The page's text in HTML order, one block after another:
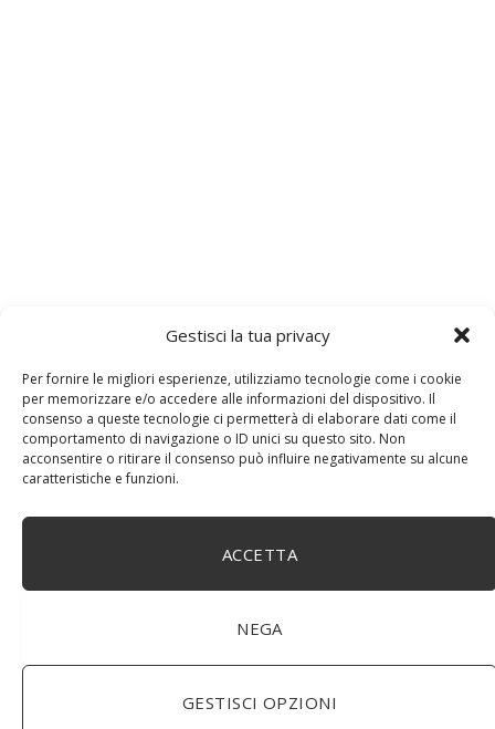
Gestisci la tua privacy
Per fornire le migliori esperienze, utilizziamo tecnologie come i cookie
per memorizzare e/o accedere alle informazioni del dispositivo. Il
consenso a queste tecnologie ci permetterà di elaborare dati come il
comportamento di navigazione o ID unici su questo sito. Non
acconsentire o ritirare il consenso può influire negativamente su alcune
caratteristiche e funzioni.
ACCETTA
NEGA
GESTISCI OPZIONI